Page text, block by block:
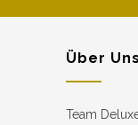
Über Uns
Team